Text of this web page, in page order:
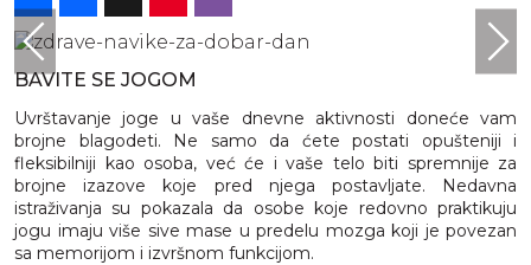
BAVITE SE JOGOM
Uvrštavanje joge u vaše dnevne aktivnosti doneće vam
brojne blagodeti. Ne samo da ćete postati opušteniji i
fleksibilniji kao osoba, već će i vaše telo biti spremnije za
brojne izazove koje pred njega postavljate. Nedavna
istraživanja su pokazala da osobe koje redovno praktikuju
jogu imaju više sive mase u predelu mozga koji je povezan
sa memorijom i izvršnom funkcijom.